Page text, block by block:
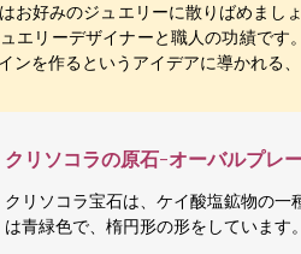
お好みのジュエリーに散りばめまし
エリーデザイナーと職人の功績で
ンを作るというアイデアに導かれる
クリソコラの原石-オーバルプレ
クリソコラ宝石は、ケイ酸塩鉱物の
は青緑色で、楕円形の形をしています。